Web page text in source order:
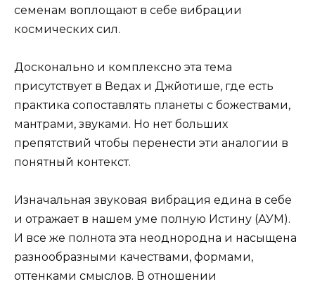
семенам воплощают в себе вибрации
космических сил.
Досконально и комплексно эта тема
присутствует в Ведах и Джйотише, где есть
практика сопоставлять планеты с божествами,
мантрами, звуками. Но нет больших
препятствий чтобы перенести эти аналогии в
понятный контекст.
Изначальная звуковая вибрация едина в себе
и отражает в нашем уме полную Истину (АУМ).
И все же полнота эта неоднородна и насыщена
разнообразными качествами, формами,
оттенками смыслов. В отношении